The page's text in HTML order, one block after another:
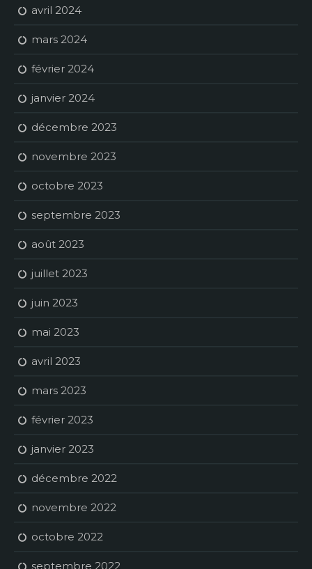
avril 2024
mars 2024
février 2024
janvier 2024
décembre 2023
novembre 2023
octobre 2023
septembre 2023
août 2023
juillet 2023
juin 2023
mai 2023
avril 2023
mars 2023
février 2023
janvier 2023
décembre 2022
novembre 2022
octobre 2022
septembre 2022